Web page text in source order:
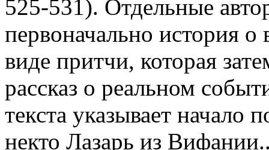
525-531). Отдельные
первоначально история
виде притчи, которая
рассказ о реальном
текста указывает начало
некто Лазарь из